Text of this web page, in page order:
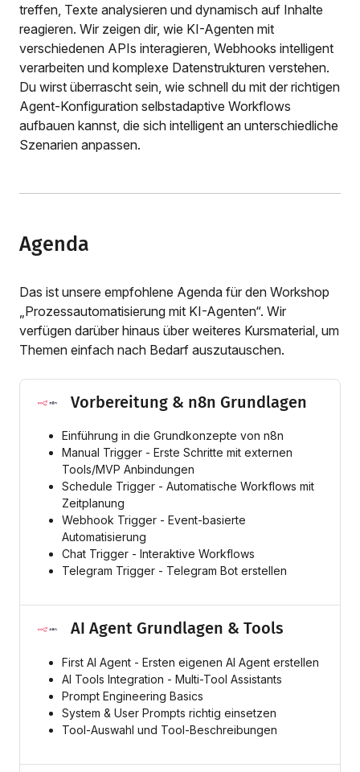
treffen, Texte analysieren und dynamisch auf Inhalte
reagieren. Wir zeigen dir, wie KI-Agenten mit
verschiedenen APIs interagieren, Webhooks intelligent
verarbeiten und komplexe Datenstrukturen verstehen.
Du wirst überrascht sein, wie schnell du mit der richtigen
Agent-Konfiguration selbstadaptive Workflows
aufbauen kannst, die sich intelligent an unterschiedliche
Szenarien anpassen.
Agenda
Das ist unsere empfohlene Agenda für den Workshop
„Prozessautomatisierung mit KI-Agenten“. Wir
verfügen darüber hinaus über weiteres Kursmaterial, um
Themen einfach nach Bedarf auszutauschen.
Vorbereitung & n8n Grundlagen
Einführung in die Grundkonzepte von n8n
Manual Trigger - Erste Schritte mit externen
Tools/MVP Anbindungen
Schedule Trigger - Automatische Workflows mit
Zeitplanung
Webhook Trigger - Event-basierte
Automatisierung
Chat Trigger - Interaktive Workflows
Telegram Trigger - Telegram Bot erstellen
AI Agent Grundlagen & Tools
First AI Agent - Ersten eigenen AI Agent erstellen
AI Tools Integration - Multi-Tool Assistants
Prompt Engineering Basics
System & User Prompts richtig einsetzen
Tool-Auswahl und Tool-Beschreibungen